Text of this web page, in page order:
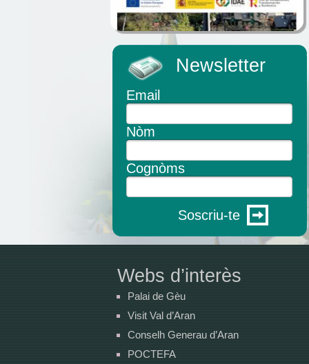
Newsletter
Email
Nòm
Cognòms
Soscriu-te
Webs d’interès
Palai de Gèu
Visit Val d’Aran
Conselh Generau d’Aran
POCTEFA